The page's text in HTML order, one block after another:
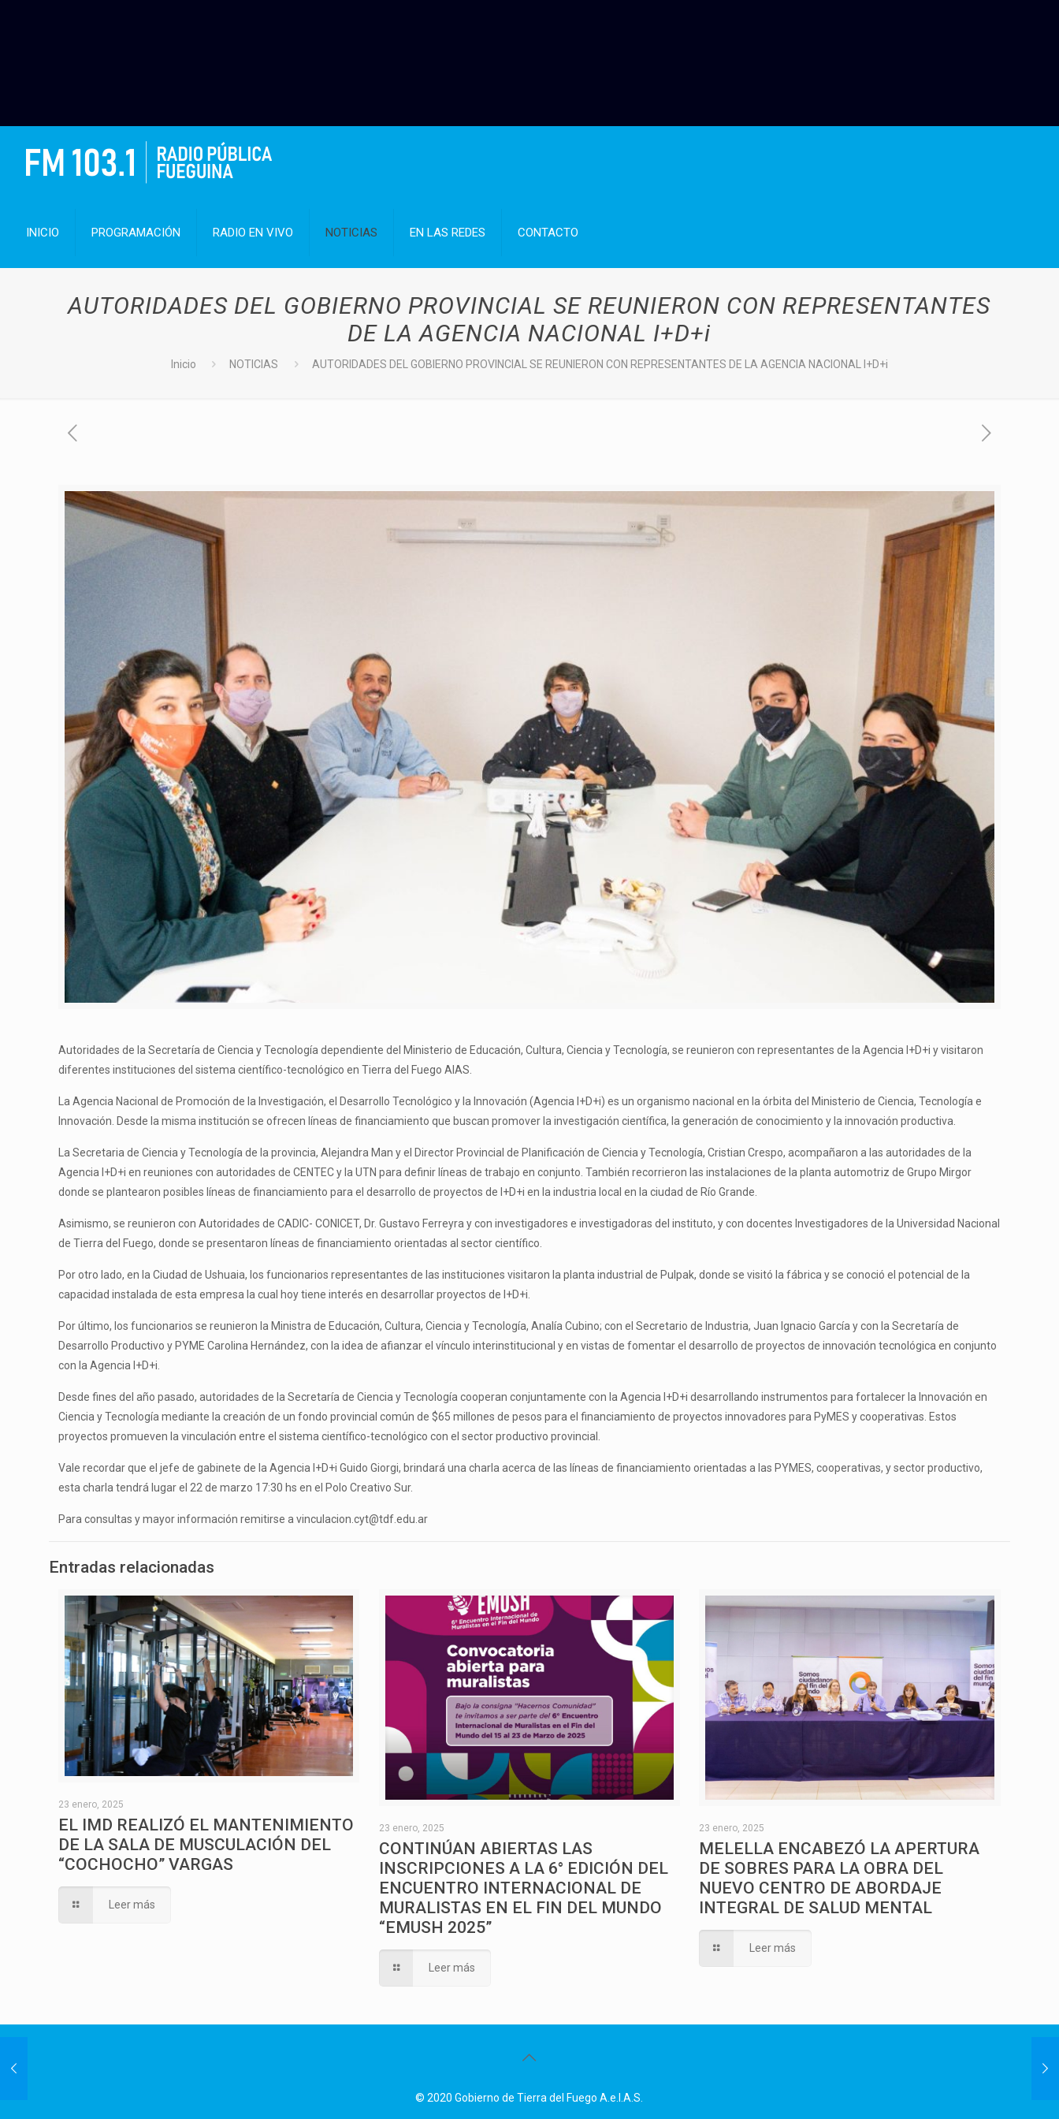
INICIO PROGRAMACIÓN RADIO EN VIVO NOTICIAS EN LAS REDES CONTACTO
AUTORIDADES DEL GOBIERNO PROVINCIAL SE REUNIERON CON REPRESENTANTES
DE LA AGENCIA NACIONAL I+D+i
Inicio NOTICIAS AUTORIDADES DEL GOBIERNO PROVINCIAL SE REUNIERON CON REPRESENTANTES DE LA AGENCIA NACIONAL I+D+i
Autoridades de la Secretaría de Ciencia y Tecnología dependiente del Ministerio de Educación, Cultura, Ciencia y Tecnología, se reunieron con representantes de la Agencia I+D+i y visitaron
diferentes instituciones del sistema científico-tecnológico en Tierra del Fuego AIAS.
La Agencia Nacional de Promoción de la Investigación, el Desarrollo Tecnológico y la Innovación (Agencia I+D+i) es un organismo nacional en la órbita del Ministerio de Ciencia, Tecnología e
Innovación. Desde la misma institución se ofrecen líneas de financiamiento que buscan promover la investigación científica, la generación de conocimiento y la innovación productiva.
La Secretaria de Ciencia y Tecnología de la provincia, Alejandra Man y el Director Provincial de Planificación de Ciencia y Tecnología, Cristian Crespo, acompañaron a las autoridades de la
Agencia I+D+i en reuniones con autoridades de CENTEC y la UTN para definir líneas de trabajo en conjunto. También recorrieron las instalaciones de la planta automotriz de Grupo Mirgor
donde se plantearon posibles líneas de financiamiento para el desarrollo de proyectos de I+D+i en la industria local en la ciudad de Río Grande.
Asimismo, se reunieron con Autoridades de CADIC- CONICET, Dr. Gustavo Ferreyra y con investigadores e investigadoras del instituto, y con docentes Investigadores de la Universidad Nacional
de Tierra del Fuego, donde se presentaron líneas de financiamiento orientadas al sector científico.
Por otro lado, en la Ciudad de Ushuaia, los funcionarios representantes de las instituciones visitaron la planta industrial de Pulpak, donde se visitó la fábrica y se conoció el potencial de la
capacidad instalada de esta empresa la cual hoy tiene interés en desarrollar proyectos de I+D+i.
Por último, los funcionarios se reunieron la Ministra de Educación, Cultura, Ciencia y Tecnología, Analía Cubino; con el Secretario de Industria, Juan Ignacio García y con la Secretaría de
Desarrollo Productivo y PYME Carolina Hernández, con la idea de afianzar el vínculo interinstitucional y en vistas de fomentar el desarrollo de proyectos de innovación tecnológica en conjunto
con la Agencia I+D+i.
Desde fines del año pasado, autoridades de la Secretaría de Ciencia y Tecnología cooperan conjuntamente con la Agencia I+D+i desarrollando instrumentos para fortalecer la Innovación en
Ciencia y Tecnología mediante la creación de un fondo provincial común de $65 millones de pesos para el financiamiento de proyectos innovadores para PyMES y cooperativas. Estos
proyectos promueven la vinculación entre el sistema científico-tecnológico con el sector productivo provincial.
Vale recordar que el jefe de gabinete de la Agencia I+D+i Guido Giorgi, brindará una charla acerca de las líneas de financiamiento orientadas a las PYMES, cooperativas, y sector productivo,
esta charla tendrá lugar el 22 de marzo 17:30 hs en el Polo Creativo Sur.
Para consultas y mayor información remitirse a vinculacion.cyt@tdf.edu.ar
Entradas relacionadas
23 enero, 2025
EL IMD REALIZÓ EL MANTENIMIENTO
DE LA SALA DE MUSCULACIÓN DEL
“COCHOCHO” VARGAS
Leer más
23 enero, 2025
CONTINÚAN ABIERTAS LAS
INSCRIPCIONES A LA 6° EDICIÓN DEL
ENCUENTRO INTERNACIONAL DE
MURALISTAS EN EL FIN DEL MUNDO
“EMUSH 2025”
Leer más
23 enero, 2025
MELELLA ENCABEZÓ LA APERTURA
DE SOBRES PARA LA OBRA DEL
NUEVO CENTRO DE ABORDAJE
INTEGRAL DE SALUD MENTAL
Leer más
© 2020 Gobierno de Tierra del Fuego A.e.I.A.S.